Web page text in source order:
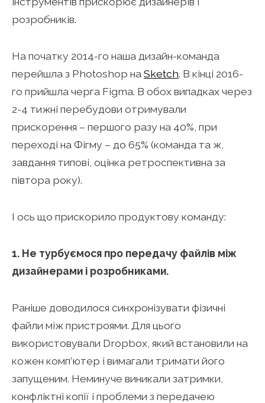
розробників.
На початку 2014-го наша дизайн-команда
перейшла з Photoshop наSketch. В кінці 2016-
го прийшла черга Figma. В обох випадках через
2-4 тижні перебудови отримували
прискорення – першого разу на 40%, при
переході на Фігму – до 65% (команда та ж,
завдання типові, оцінка ретроспективна за
півтора року).
І ось що прискорило продуктову команду:
1. Не турбуємося про передачу файлів між
дизайнерами і розробниками.
Раніше доводилося синхронізувати фізичні
файли між пристроями. Для цього
використовували Dropbox, який встановили на
кожен комп’ютер і вимагали тримати його
запущеним. Неминуче виникали затримки,
конфліктні копії і проблеми з передачею